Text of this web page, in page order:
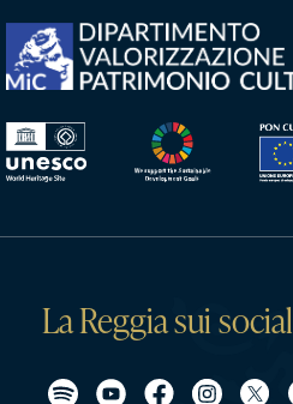
La Reggia sui social